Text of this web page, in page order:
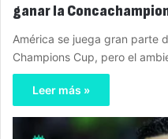
ganar la
América se juega gran parte
Champions Cup, pero el
Leer más »